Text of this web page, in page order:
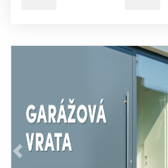
Předchozí